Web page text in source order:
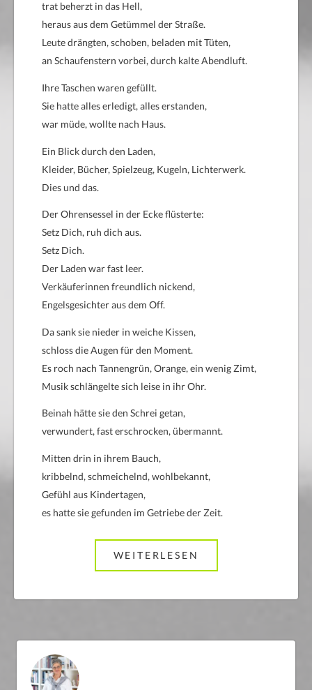
trat beherzt in das Hell,
heraus aus dem Getümmel der Straße.
Leute drängten, schoben, beladen mit Tüten,
an Schaufenstern vorbei, durch kalte Abendluft.
Ihre Taschen waren gefüllt.
Sie hatte alles erledigt, alles erstanden,
war müde, wollte nach Haus.
Ein Blick durch den Laden,
Kleider, Bücher, Spielzeug, Kugeln, Lichterwerk.
Dies und das.
Der Ohrensessel in der Ecke flüsterte:
Setz Dich, ruh dich aus.
Setz Dich.
Der Laden war fast leer.
Verkäuferinnen freundlich nickend,
Engelsgesichter aus dem Off.
Da sank sie nieder in weiche Kissen,
schloss die Augen für den Moment.
Es roch nach Tannengrün, Orange, ein wenig Zimt,
Musik schlängelte sich leise in ihr Ohr.
Beinah hätte sie den Schrei getan,
verwundert, fast erschrocken, übermannt.
Mitten drin in ihrem Bauch,
kribbelnd, schmeichelnd, wohlbekannt,
Gefühl aus Kindertagen,
es hatte sie gefunden im Getriebe der Zeit.
WEITERLESEN